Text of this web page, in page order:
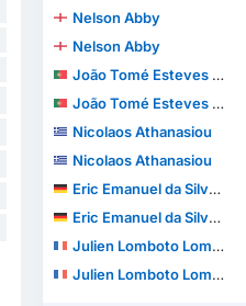
Nelson Abby
Nelson Abby
João Tomé Esteves Baptista
João Tomé Esteves Baptista
Nicolaos Athanasiou
Nicolaos Athanasiou
Eric Emanuel da Silva Moreira
Eric Emanuel da Silva Moreira
Julien Lomboto Lompombi
Julien Lomboto Lompombi